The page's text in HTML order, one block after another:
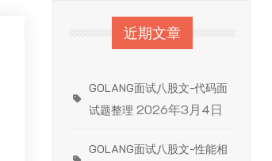
近期文章
GOLANG面试八股文-代码面
试题整理 2026年3月4日
GOLANG面试八股文-性能相